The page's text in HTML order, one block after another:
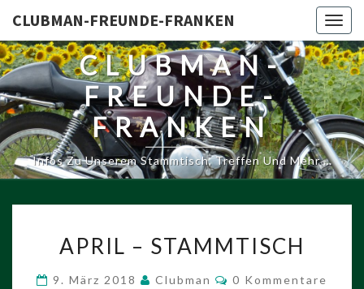
CLUBMAN-FREUNDE-FRANKEN
CLUBMAN-
FREUNDE-
FRANKEN
Infos Zu Unserem Stammtisch, Treffen Und Mehr …
–
APRIL – STAMMTISCH
9. März 2018 Clubman Kommentare
0 Kommentare